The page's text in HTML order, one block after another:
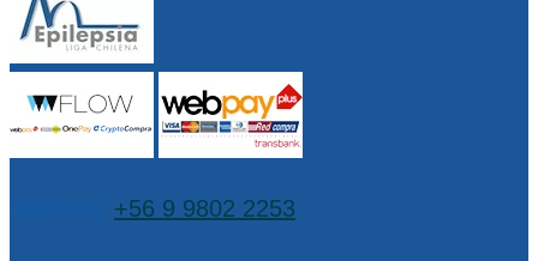
+56 9 9802 2253